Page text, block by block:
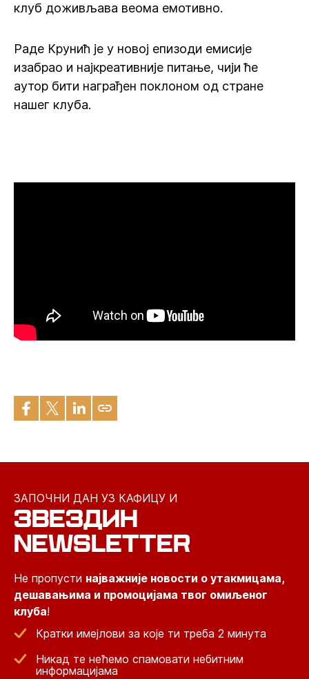
клуб доживљава веома емотивно.
Раде Крунић је у новој епизоди емисије
изабрао и најкреативније питање, чији ће
аутор бити награђен поклоном од стране
нашег клуба.
ЗАПОЧНИ ДАН УЗ КАФИЦУ И
ЗВЕЗДИН
NEWSLETTER
Не пропусти најважније новости о утакмицама,
дешавањима и промоцијама твог омиљеног
клуба!
Кратки имејлови за које ти треба 2 минута
Никад те нећемо спамовати небитним
информацијама